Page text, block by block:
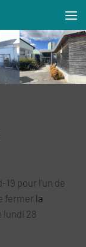
pour l’un de
fermer la
lundi 28